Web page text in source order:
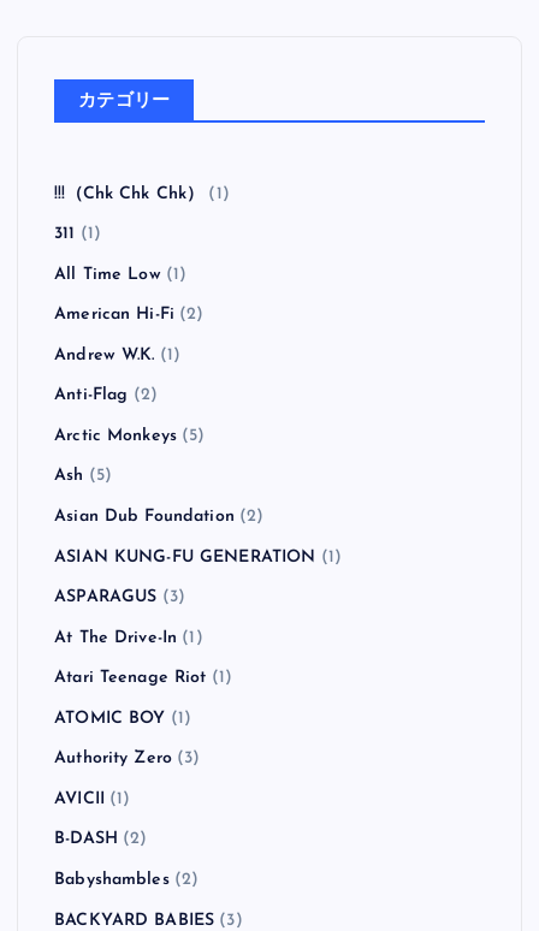
カテゴリー
!!!（Chk Chk Chk） (1)
311 (1)
All Time Low(1)
American Hi-Fi (2)
Andrew W.K. (1)
Anti-Flag (2)
Arctic Monkeys (5)
Ash (5)
Asian Dub Foundation (2)
ASIAN KUNG-FU GENERATION (1)
ASPARAGUS (3)
At The Drive-In (1)
Atari Teenage Riot (1)
ATOMIC BOY (1)
Authority Zero (3)
AVICII (1)
B-DASH (2)
Babyshambles(2)
BACKYARD BABIES (3)